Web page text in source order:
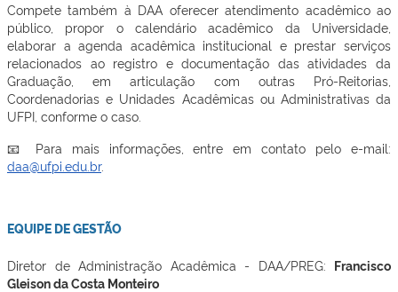
Compete também à DAA oferecer atendimento acadêmico ao
público, propor o calendário acadêmico da Universidade,
elaborar a agenda acadêmica institucional e prestar serviços
relacionados ao registro e documentação das atividades da
Graduação, em articulação com outras Pró-Reitorias,
Coordenadorias e Unidades Acadêmicas ou Administrativas da
UFPI, conforme o caso.
📧 Para mais informações, entre em contato pelo e-mail:
daa@ufpi.edu.br.
EQUIPE DE GESTÃO
Diretor de Administração Acadêmica - DAA/PREG: Francisco
Gleison da Costa Monteiro